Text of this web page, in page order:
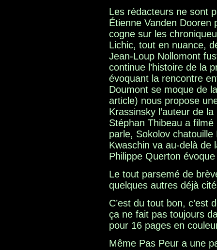
Les rédacteurs ne sont
Étienne Vanden Dooren
cogne sur les
Lichic, tout en nuance,
Jean-Loup Nollomont
continue l’histoire de la
évoquant la rencontre
Doumont se moque de
article) nous propose
Krassinsky l’auteur de
Stéphan Thibeau a
parle, Sokolov
Kwaschin va au-delà de
Philippe Querton
Le tout parsemé de
quelques autres déjà
C’est du tout bon, c’est
ça ne fait pas toujours
pour 16 pages en
Même Pas Peur a une